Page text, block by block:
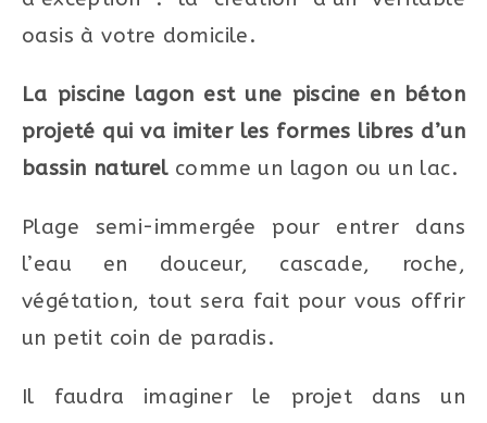
oasis à votre domicile.
La piscine lagon est une piscine en béton
projeté qui va imiter les formes libres d’un
bassin naturelcomme un lagon ou un lac.
Plage semi-immergée pour entrer dans
l’eau en douceur, cascade, roche,
végétation, tout sera fait pour vous offrir
un petit coin de paradis.
Il faudra imaginer le projet dans un